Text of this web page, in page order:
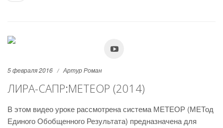
5 февраля 2016 Артур Роман
ЛИРА-САПР׃ МЕТЕОР (2014)
В этом видео уроке рассмотрена система МЕТЕОР (МЕТод
Единого Обобщенного Результата) предназначена для